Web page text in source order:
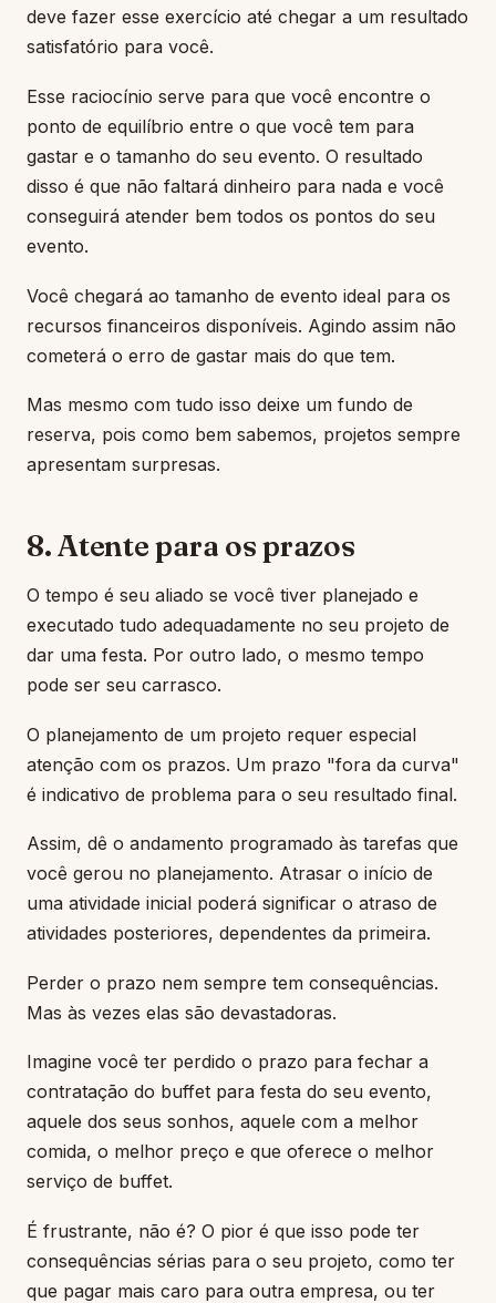
deve fazer esse exercício até chegar a um resultado
satisfatório para você.
Esse raciocínio serve para que você encontre o
ponto de equilíbrio entre o que você tem para
gastar e o tamanho do seu evento. O resultado
disso é que não faltará dinheiro para nada e você
conseguirá atender bem todos os pontos do seu
evento.
Você chegará ao tamanho de evento ideal para os
recursos financeiros disponíveis. Agindo assim não
cometerá o erro de gastar mais do que tem.
Mas mesmo com tudo isso deixe um fundo de
reserva, pois como bem sabemos, projetos sempre
apresentam surpresas.
8. Atente para os prazos
O tempo é seu aliado se você tiver planejado e
executado tudo adequadamente no seu projeto de
dar uma festa. Por outro lado, o mesmo tempo
pode ser seu carrasco.
O planejamento de um projeto requer especial
atenção com os prazos. Um prazo "fora da curva"
é indicativo de problema para o seu resultado final.
Assim, dê o andamento programado às tarefas que
você gerou no planejamento. Atrasar o início de
uma atividade inicial poderá significar o atraso de
atividades posteriores, dependentes da primeira.
Perder o prazo nem sempre tem consequências.
Mas às vezes elas são devastadoras.
Imagine você ter perdido o prazo para fechar a
contratação do buffet para festa do seu evento,
aquele dos seus sonhos, aquele com a melhor
comida, o melhor preço e que oferece o melhor
serviço de buffet.
É frustrante, não é? O pior é que isso pode ter
consequências sérias para o seu projeto, como ter
que pagar mais caro para outra empresa, ou ter